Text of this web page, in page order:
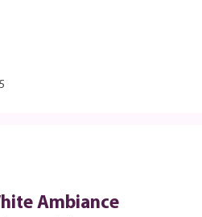
Ambiance